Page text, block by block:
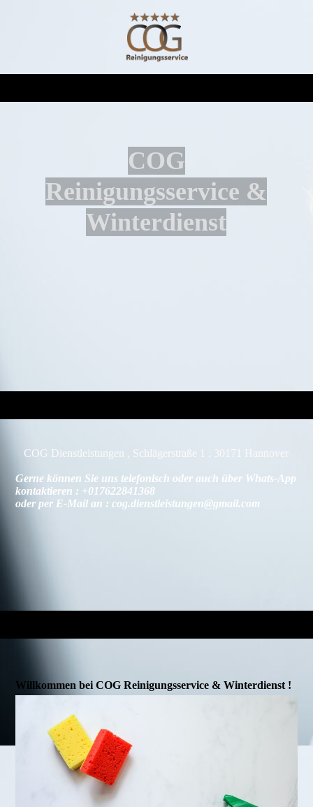
COG
Reinigungsservice &
Winterdienst
COG Dienstleistungen , Schlägerstraße 1 , 30171 Hannover
Gerne können Sie uns telefonisch oder auch über Whats-App
kontaktieren : +017622841368
oder per E-Mail an : cog.dienstleistungen@gmail.com
Willkommen bei COG Reinigungsservice & Winterdienst !